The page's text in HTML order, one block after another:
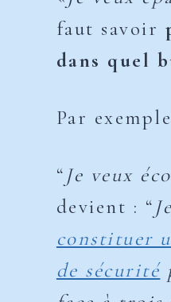
faut savoir
dans quel
Par
“ Je veux
devient : “
constituer
de sécurité